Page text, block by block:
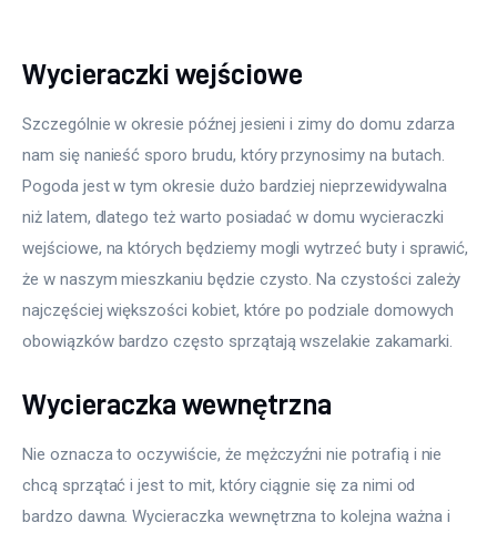
Wycieraczki wejściowe
Szczególnie w okresie późnej jesieni i zimy do domu zdarza
nam się nanieść sporo brudu, który przynosimy na butach.
Pogoda jest w tym okresie dużo bardziej nieprzewidywalna
niż latem, dlatego też warto posiadać w domu wycieraczki
wejściowe, na których będziemy mogli wytrzeć buty i sprawić,
że w naszym mieszkaniu będzie czysto. Na czystości zależy
najczęściej większości kobiet, które po podziale domowych
obowiązków bardzo często sprzątają wszelakie zakamarki.
Wycieraczka wewnętrzna
Nie oznacza to oczywiście, że mężczyźni nie potrafią i nie
chcą sprzątać i jest to mit, który ciągnie się za nimi od
bardzo dawna. Wycieraczka wewnętrzna to kolejna ważna i